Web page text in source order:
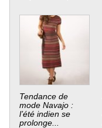
Tendance de
mode Navajo :
l’été indien se
prolonge...